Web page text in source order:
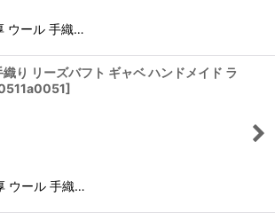
ウール 手織…
り リーズバフト ギャベ ハンドメイド ラ
]
ウール 手織…